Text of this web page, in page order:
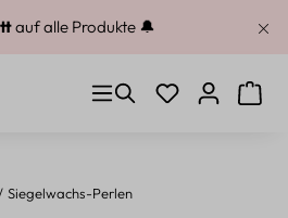
auf alle Produkte 🔔
Du hast 0
Siegelwachs-Perlen